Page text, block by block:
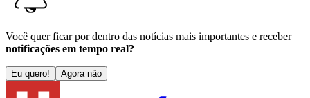
Você quer ficar por dentro das notícias mais importantes e receber
notificações em tempo real?
Eu quero! Agora não